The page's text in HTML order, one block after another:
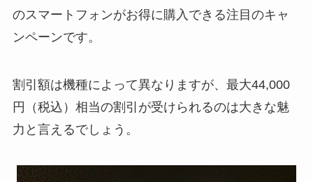
のスマートフォンがお得に購入できる注目のキャ
ンペーンです。
割引額は機種によって異なりますが、最大44,000
円（税込）相当の割引が受けられるのは大きな魅
力と言えるでしょう。